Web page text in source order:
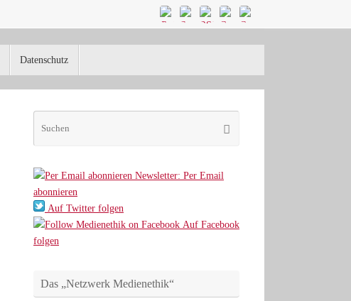
Datenschutz
Suchen
Newsletter: Per Email
abonnieren
Auf Twitter folgen
Auf Facebook
folgen
Das „Netzwerk Medienethik“